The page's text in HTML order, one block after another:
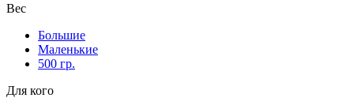
Вес
Большие
Маленькие
500 гр.
Для кого